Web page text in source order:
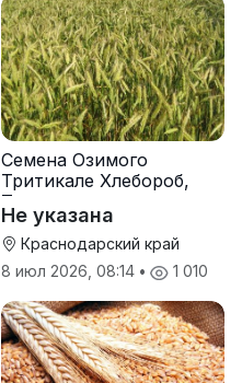
Семена Озимого
Тритикале Хлебороб,
Тихон
Не указана
Краснодарский край
8 июл 2026, 08:14 • 1 010